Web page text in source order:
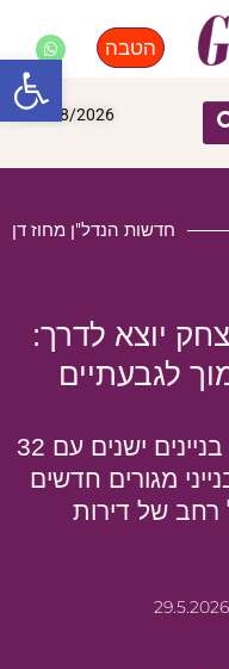
הטבה
07/08/2026
חדשות הנדל"ן מחוז דן
יוצא לדרך:
במסגרת הפרויקט יהרסו שני בניינים ישנים עם 32
מגורים חדשים
29.5.2026
פתח